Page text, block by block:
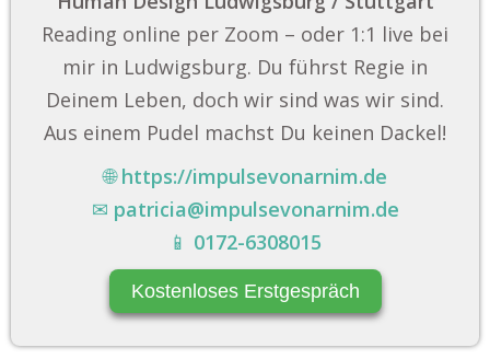
Reading online per Zoom – oder 1:1 live bei
mir in Ludwigsburg. Du führst Regie in
Deinem Leben, doch wir sind was wir sind.
Aus einem Pudel machst Du keinen Dackel!
🌐https://impulsevonarnim.de
✉ patricia@impulsevonarnim.de
📱 0172-6308015
Kostenloses Erstgespräch